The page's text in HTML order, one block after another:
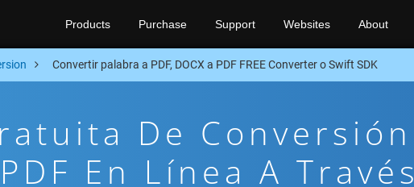
Products Purchase Support Websites About
Convertir palabra a PDF, DOCX a PDF FREE Converter o Swift SDK
De Conversión
En Línea A Través